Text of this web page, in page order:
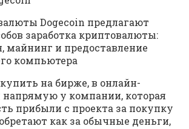
Dogecoin предлагают
заработка криптовалюты:
майнинг и предоставление
компьютера
на бирже, в онлайн-
у компании, которая
прибыли с проекта за покупку
как за обычные деньги,